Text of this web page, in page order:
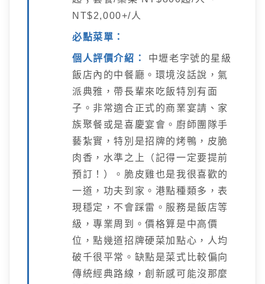
NT$2,000+/人
必點菜單：
個人評價介紹：
中壢老字號的星級
飯店內的中餐廳。環境沒話說，氣
派典雅，帶長輩來吃飯特別有面
子。非常適合正式的商業宴請、家
族聚餐或是喜慶宴會。廚師團隊手
藝紮實，特別是招牌的烤鴨，皮脆
肉香，水準之上（記得一定要提前
預訂！）。脆皮雞也是我很喜歡的
一道，功夫到家。港點種類多，表
現穩定，不會踩雷。服務是飯店等
級，專業周到。價格算是中高價
位，點幾道招牌硬菜加點心，人均
破千很平常。缺點是菜式比較偏向
傳統經典路線，創新感可能沒那麼